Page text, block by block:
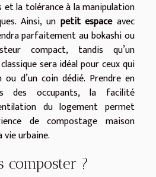
la tolérance à la manipulation
Ainsi, un petit espaceavec
parfaitement au bokashi ou
compact, tandis qu’un
sera idéal pour ceux qui
ou d’un coin dédié. Prendre en
des occupants, la facilité
du logement permet
de compostage maison
urbaine.
composter ?